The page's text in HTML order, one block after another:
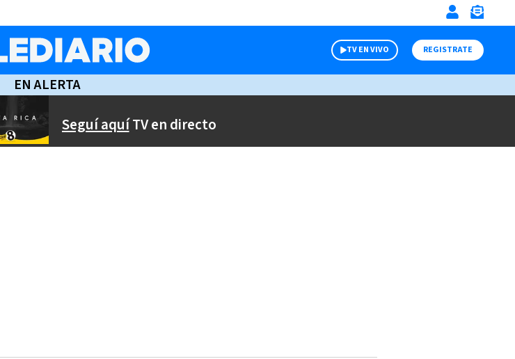
TV EN VIVO REGISTRATE
EN ALERTA
Seguí aquíTV en directo